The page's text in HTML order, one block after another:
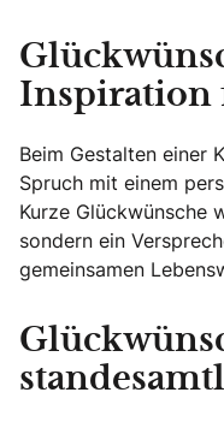
Inspiration
Beim Gestalten einer
Spruch mit einem
Kurze Glückwünsche
sondern ein
gemeinsamen